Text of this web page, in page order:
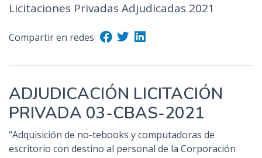
Licitaciones Privadas Adjudicadas 2021
Compartir en redes
ADJUDICACIÓN LICITACIÓN
PRIVADA 03-CBAS-2021
“Adquisición de no-tebooks y computadoras de
escritorio con destino al personal de la Corporación